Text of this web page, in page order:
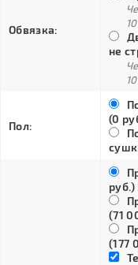
Обвязка:
не
Пол:
(0
руб.)
(71
(177